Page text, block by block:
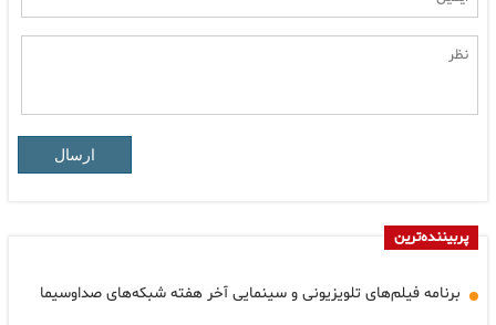
ارسال
پربیننده‌ترین
برنامه فیلم‌های تلویزیونی و سینمایی آخر هفته شبکه‌های صداوسیما